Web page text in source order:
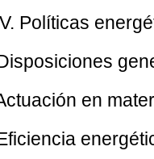
Políticas
en